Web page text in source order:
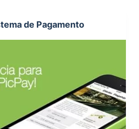
de Pagamento